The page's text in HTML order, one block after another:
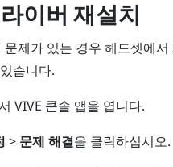
이버 재설치
문제가 있는 경우 헤드셋에
습니다.
VIVE 콘솔 앱을 엽니다.
> 문제 해결을 클릭하십시오.